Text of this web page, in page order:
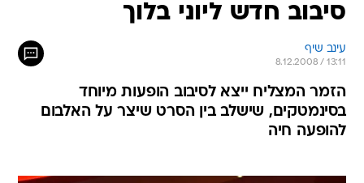
סיבוב חדש ליוני בלוך
עינב שיף
8.12.2008 / 13:11
הזמר המצליח ייצא לסיבוב הופעות מיוחד
בסינמטקים, שישלב בין הסרט שיצר על האלבום
להופעה חיה